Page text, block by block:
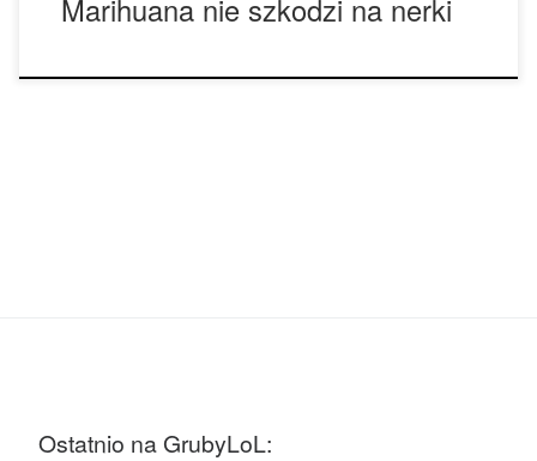
Marihuana nie szkodzi na nerki
Ostatnio na GrubyLoL: